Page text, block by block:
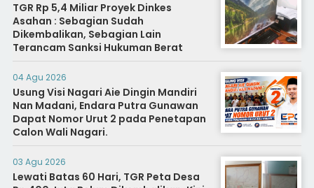
TGR Rp 5,4 Miliar Proyek Dinkes
Asahan : Sebagian Sudah
Dikembalikan, Sebagian Lain
Terancam Sanksi Hukuman Berat
04 Agu 2026
Usung Visi Nagari Aie Dingin Mandiri
Nan Madani, Endara Putra Gunawan
Dapat Nomor Urut 2 pada Penetapan
Calon Wali Nagari.
03 Agu 2026
Lewati Batas 60 Hari, TGR Peta Desa